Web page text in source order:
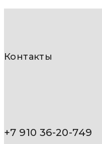
Контакты
+7 910 36-20-749